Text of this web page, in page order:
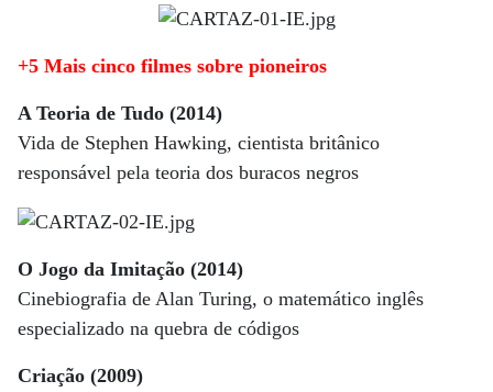
+5 Mais cinco filmes sobre pioneiros
A Teoria de Tudo (2014)
Vida de Stephen Hawking, cientista britânico
responsável pela teoria dos buracos negros
O Jogo da Imitação (2014)
Cinebiografia de Alan Turing, o matemático inglês
especializado na quebra de códigos
Criação (2009)